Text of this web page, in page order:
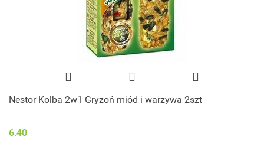
Nestor Kolba 2w1 Gryzoń miód i warzywa 2szt
6.40